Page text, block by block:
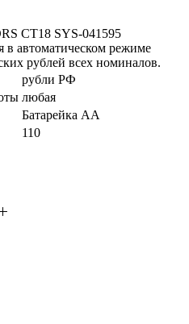
CT18 SYS-041595
в автоматическом режиме
рублей всех номиналов.
рубли РФ
любая
Батарейка АА
110